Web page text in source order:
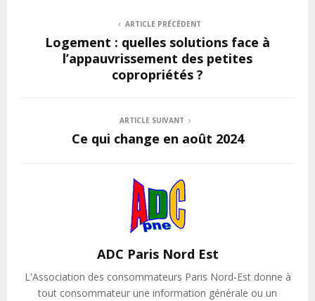
ARTICLE PRÉCÉDENT
Logement : quelles solutions face à
l’appauvrissement des petites
copropriétés ?
ARTICLE SUIVANT
Ce qui change en août 2024
ADC Paris Nord Est
L'Association des consommateurs Paris Nord-Est donne à
tout consommateur une information générale ou un